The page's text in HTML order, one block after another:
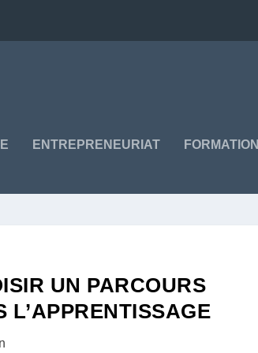
ENTREPRENEURIAT FORMATION
UN PARCOURS
L’APPRENTISSAGE